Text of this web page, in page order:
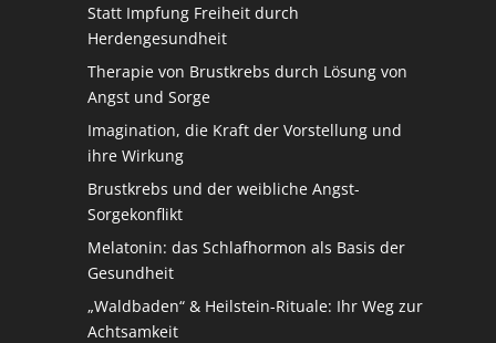
Statt Impfung Freiheit durch
Herdengesundheit
Therapie von Brustkrebs durch Lösung von
Angst und Sorge
Imagination, die Kraft der Vorstellung und
ihre Wirkung
Brustkrebs und der weibliche Angst-
Sorgekonflikt
Melatonin: das Schlafhormon als Basis der
Gesundheit
„Waldbaden“ & Heilstein-Rituale: Ihr Weg zur
Achtsamkeit